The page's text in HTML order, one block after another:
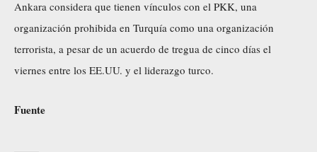
Ankara considera que tienen vínculos con el PKK, una
organización prohibida en Turquía como una organización
terrorista, a pesar de un acuerdo de tregua de cinco días el
viernes entre los EE.UU. y el liderazgo turco.
Fuente